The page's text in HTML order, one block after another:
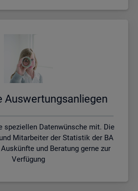
Aus­wer­tungs­an­lie­gen
speziellen Datenwünsche mit. Die
Mitarbeiter der Statistik der BA
und Beratung gerne zur
Verfügung